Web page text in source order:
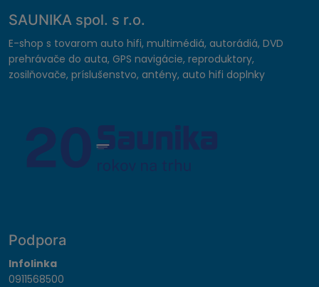
SAUNIKA spol. s r.o.
E-shop s tovarom auto hifi, multimédiá, autorádiá, DVD
prehrávače do auta, GPS navigácie, reproduktory,
zosilňovače, príslušenstvo, antény, auto hifi doplnky
Podpora
Infolinka
0911568500